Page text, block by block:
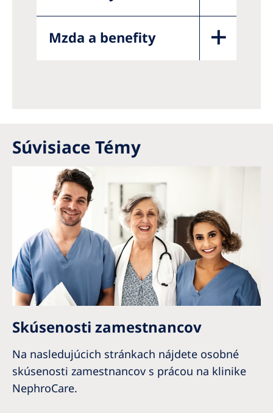
Mzda a benefity
Súvisiace Témy
Skúsenosti zamestnancov
Na nasledujúcich stránkach nájdete osobné
skúsenosti zamestnancov s prácou na klinike
NephroCare.